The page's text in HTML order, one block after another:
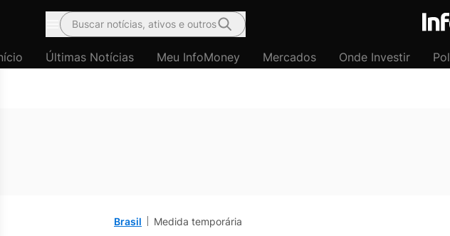
Menu
Buscar notícias, ativos e outros
Últimas Notícias Meu InfoMoney Mercados Onde Investir
Brasil Medida temporária